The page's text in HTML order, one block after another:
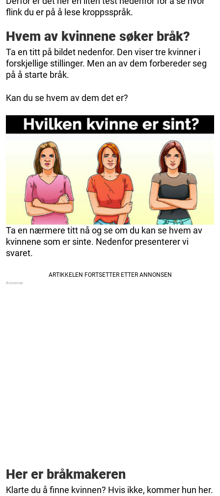
flink du er på å lese kroppsspråk.
Hvem av kvinnene søker bråk?
Ta en titt på bildet nedenfor. Den viser tre kvinner i
forskjellige stillinger. Men an av dem forbereder seg
på å starte bråk.
Kan du se hvem av dem det er?
Ta en nærmere titt nå og se om du kan se hvem av
kvinnene som er sinte. Nedenfor presenterer vi
svaret.
Her er bråkmakeren
Klarte du å finne kvinnen? Hvis ikke, kommer hun her.